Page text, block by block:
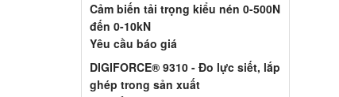
Cảm biến tải trọng kiểu nén 0-500N
đến 0-10kN
Yêu cầu báo giá
DIGIFORCE® 9310 - Đo lực siết, lắp
ghép trong sản xuất